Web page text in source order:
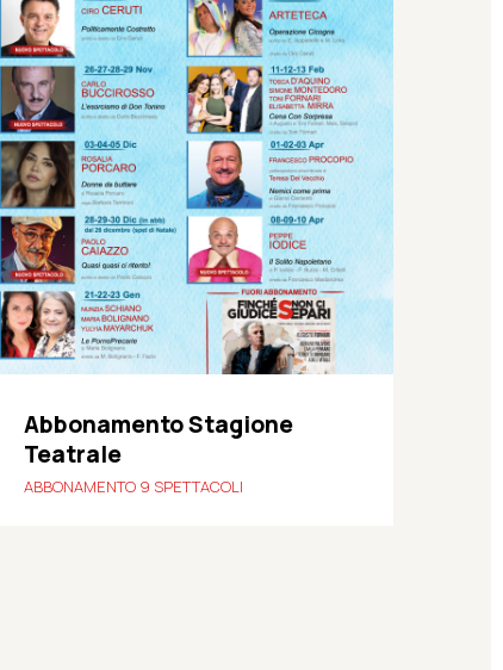
Abbonamento Stagione
Teatrale
ABBONAMENTO 9 SPETTACOLI